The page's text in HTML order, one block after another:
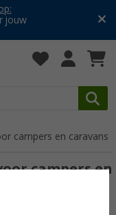
jouw
campers en caravans
campers en